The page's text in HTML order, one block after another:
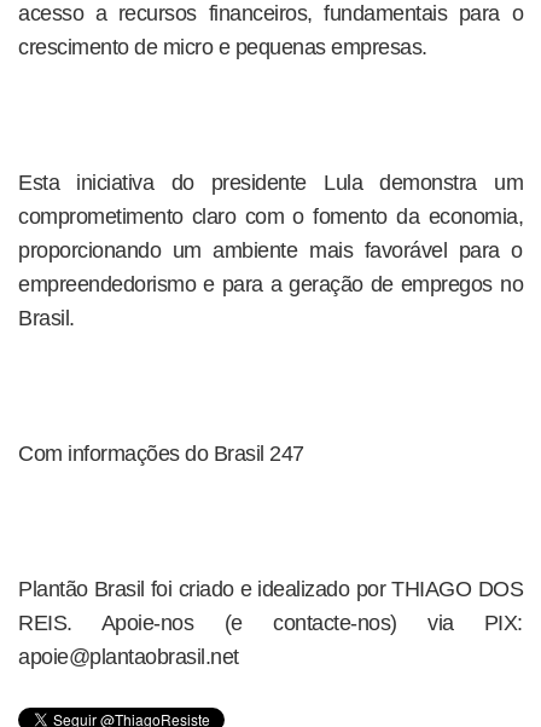
acesso a recursos financeiros, fundamentais para o
crescimento de micro e pequenas empresas.
Esta iniciativa do presidente Lula demonstra um
comprometimento claro com o fomento da economia,
proporcionando um ambiente mais favorável para o
empreendedorismo e para a geração de empregos no
Brasil.
Com informações do Brasil 247
Plantão Brasil foi criado e idealizado por THIAGO DOS
REIS. Apoie-nos (e contacte-nos) via PIX:
apoie@plantaobrasil.net